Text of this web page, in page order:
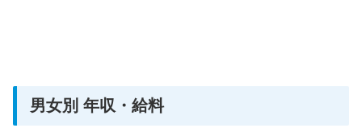
男女別 年収・給料